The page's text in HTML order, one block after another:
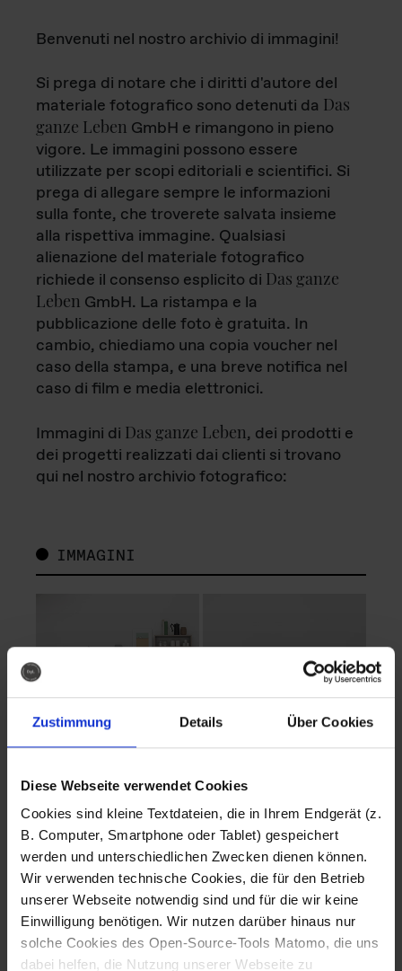
Zustimmung Details Über Cookies
Diese Webseite verwendet Cookies
Cookies sind kleine Textdateien, die in Ihrem Endgerät (z.
B. Computer, Smartphone oder Tablet) gespeichert
werden und unterschiedlichen Zwecken dienen können.
Wir verwenden technische Cookies, die für den Betrieb
unserer Webseite notwendig sind und für die wir keine
Einwilligung benötigen. Wir nutzen darüber hinaus nur
solche Cookies des Open-Source-Tools Matomo, die uns
dabei helfen, die Nutzung unserer Webseite zu
Benvenuti nel nostro archivio di immagini!
Si prega di notare che i diritti d'autore del
materiale fotografico sono detenuti da Das
ganze Leben GmbH e rimangono in pieno
vigore. Le immagini possono essere
utilizzate per scopi editoriali e scientifici. Si
prega di allegare sempre le informazioni
sulla fonte, che troverete salvata insieme
alla rispettiva immagine. Qualsiasi
alienazione del materiale fotografico
richiede il consenso esplicito di Das ganze
Leben GmbH. La ristampa e la
pubblicazione delle foto è gratuita. In
cambio, chiediamo una copia voucher nel
caso della stampa, e una breve notifica nel
caso di film e media elettronici.
Immagini di Das ganze Leben, dei prodotti e
dei progetti realizzati dai clienti si trovano
qui nel nostro archivio fotografico:
IMMAGINI
Fotografo: Lorenz
Sternbach
Download
Fotografo: Lorenz
Sternbach
Download